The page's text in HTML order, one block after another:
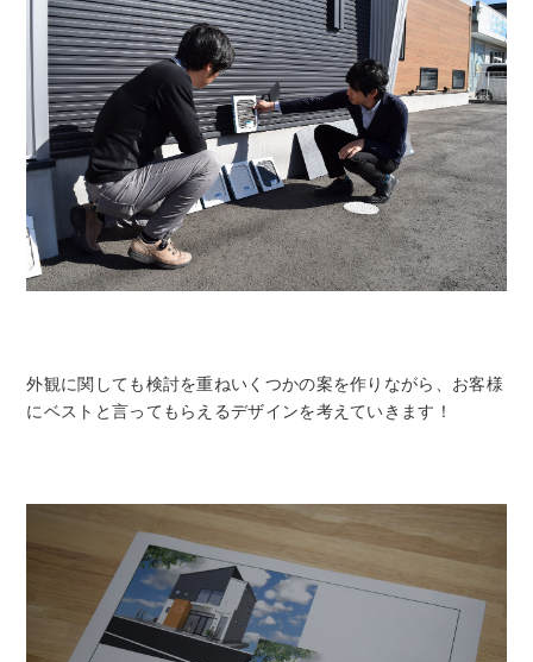
外観に関しても検討を重ねいくつかの案を作りながら、お客様
にベストと言ってもらえるデザインを考えていきます！